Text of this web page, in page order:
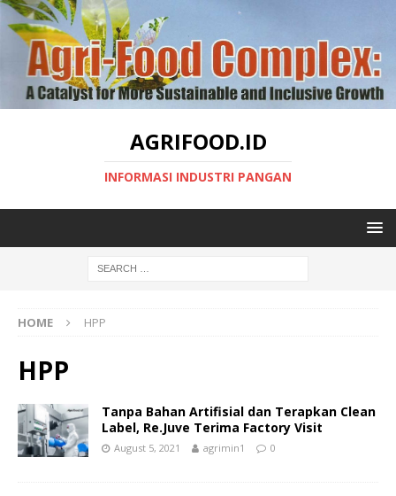
AGRIFOOD.ID
INFORMASI INDUSTRI PANGAN
HOME HPP
HPP
Tanpa Bahan Artifisial dan Terapkan Clean
Label, Re.Juve Terima Factory Visit
August 5, 2021 agrimin1 0